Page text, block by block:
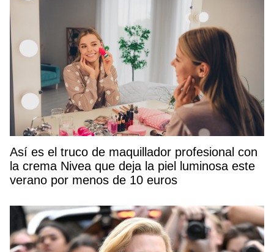
Así es el truco de maquillador profesional con
la crema Nivea que deja la piel luminosa este
verano por menos de 10 euros